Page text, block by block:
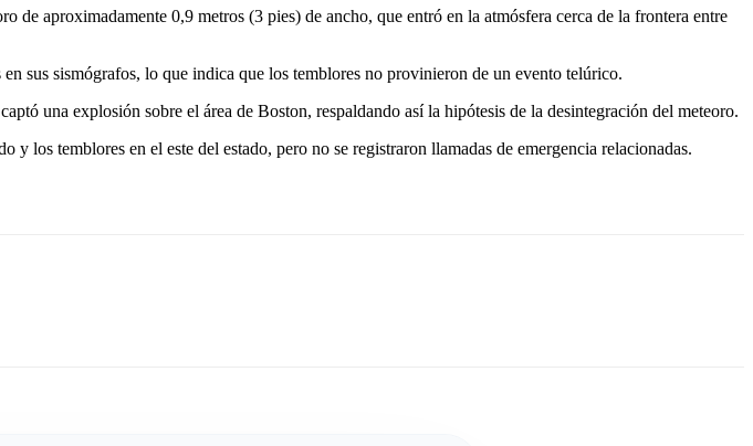
aproximadamente 0,9 metros (3 pies) de ancho, que entró en la atmósfera cerca de la frontera entre
sus sismógrafos, lo que indica que los temblores no provinieron de un evento telúrico.
una explosión sobre el área de Boston, respaldando así la hipótesis de la desintegración del meteoro.
los temblores en el este del estado, pero no se registraron llamadas de emergencia relacionadas.